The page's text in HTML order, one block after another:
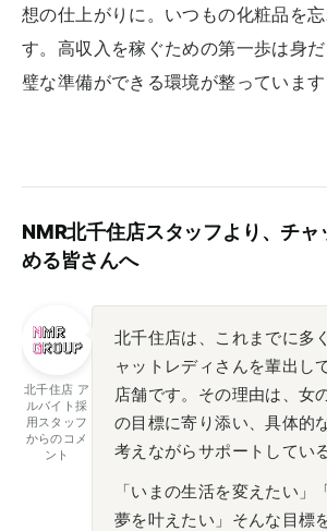
想の仕上がりに。いつもの化粧品を
す。高収入を稼ぐための第一歩は身
璧な準備ができる環境が整っています
NMR北千住店スタッフより、チャ
める皆さんへ
北千住店 ア
ルバイト採
用スタッフ
からのコメ
ント
北千住店は、これまでに多
ャットレディさんを輩出し
店舗です。その理由は、女
の目標に寄り添い、具体的
考えながらサポートしてい
「いまの生活を変えたい」
夢を叶えたい」そんな目標